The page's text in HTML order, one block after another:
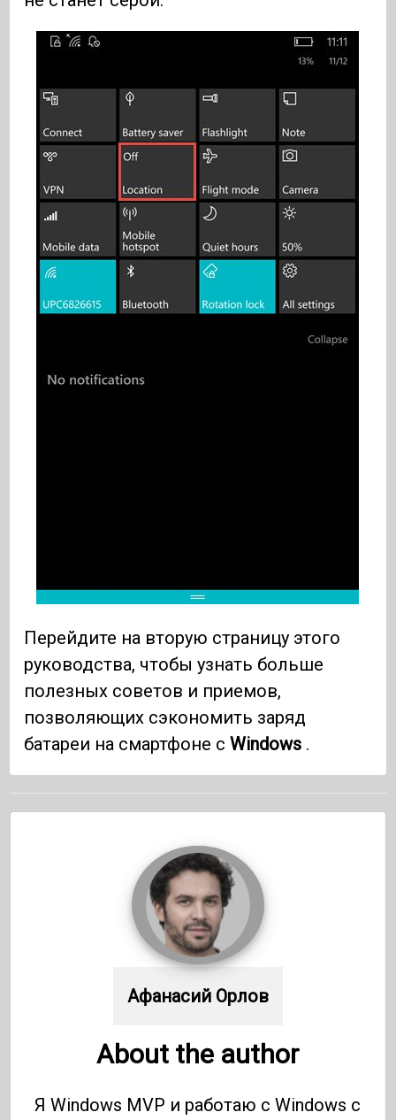
Перейдите на вторую страницу этого
руководства, чтобы узнать больше
полезных советов и приемов,
позволяющих сэкономить заряд
батареи на смартфоне сWindows .
Афанасий Орлов
About the author
Я Windows MVP и работаю с Windows с